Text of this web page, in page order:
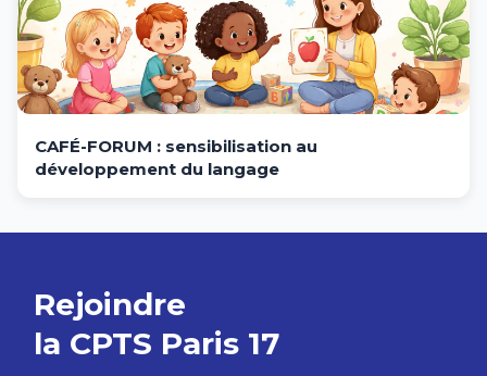
CAFÉ-FORUM : sensibilisation au
développement du langage
Rejoindre
la CPTS Paris 17